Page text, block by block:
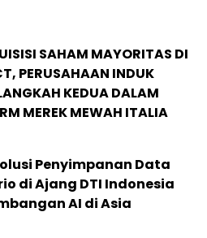
SAHAM MAYORITAS DI
PERUSAHAAN INDUK
KEDUA DALAM
MEREK MEWAH ITALIA
Penyimpanan Data
di Ajang DTI Indonesia
AI di Asia